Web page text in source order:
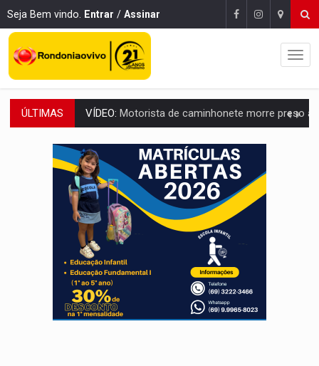
Seja Bem vindo. Entrar / Assinar
ÚLTIMAS LAZER:Seis lugares gratuitos para aproveitar o fim de semana
VÍDEO:FTICCO e Força Tática prendem membro do CV com arma e drogas
INCLUSÃO: Prefeitura fortalece parceria com a APAE para ampliar ações
DEFESA:Exército testa inovações no combate a drones durante
TEMAS SOCIOAMBIENTAIS:Em Itapuã do Oeste, CINEMAZÔNIA leva cinema
PREVISÃO: Interior de Rondônia terá sábado (8) de calor
INFRAESTRUTURA: Após quase 30 anos de espera, asfalto chega ao
A ILHA:Coreografia de Rondônia estreia na programação do Festival de